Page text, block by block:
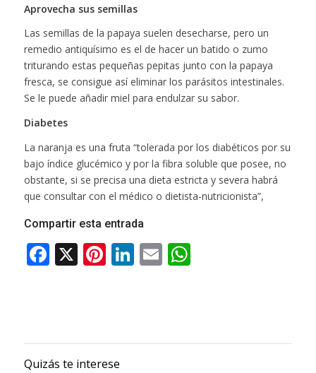
Aprovecha sus semillas
Las semillas de la papaya suelen desecharse, pero un
remedio antiquísimo es el de hacer un batido o zumo
triturando estas pequeñas pepitas junto con la papaya
fresca, se consigue así eliminar los parásitos intestinales.
Se le puede añadir miel para endulzar su sabor.
Diabetes
La naranja es una fruta “tolerada por los diabéticos por su
bajo índice glucémico y por la fibra soluble que posee, no
obstante, si se precisa una dieta estricta y severa habrá
que consultar con el médico o dietista-nutricionista”,
Compartir esta entrada
Quizás te interese